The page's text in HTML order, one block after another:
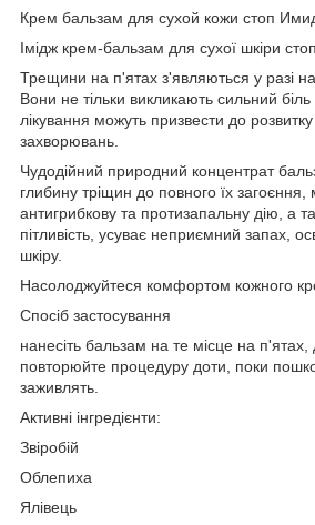
Крем бальзам для сухой кожи стоп
Імідж крем-бальзам для сухої шкіри стоп
Трещини на п'ятах з'являються у разі
Вони не тільки викликають сильний
лікування можуть призвести до
захворювань.
Чудодійний природний концентрат
глибину тріщин до повного їх загоєння,
антигрибкову та протизапальну дію, а
пітливість, усуває неприємний запах,
шкіру.
Насолоджуйтеся комфортом кожного
Спосіб застосування
нанесіть бальзам на те місце на п'ятах,
повторюйте процедуру доти, поки
заживлять.
Активні інгредієнти:
Звіробій
Облепиха
Ялівець